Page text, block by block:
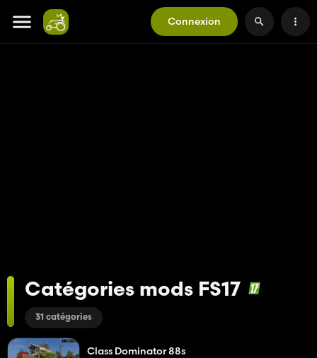
Connexion
Catégories mods FS17
31 catégories
Class Dominator 88s